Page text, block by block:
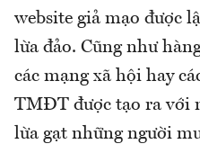
website giả mạo được
lừa đảo. Cũng như
các mạng xã hội hay
TMĐT được tạo ra với
lừa gạt những người